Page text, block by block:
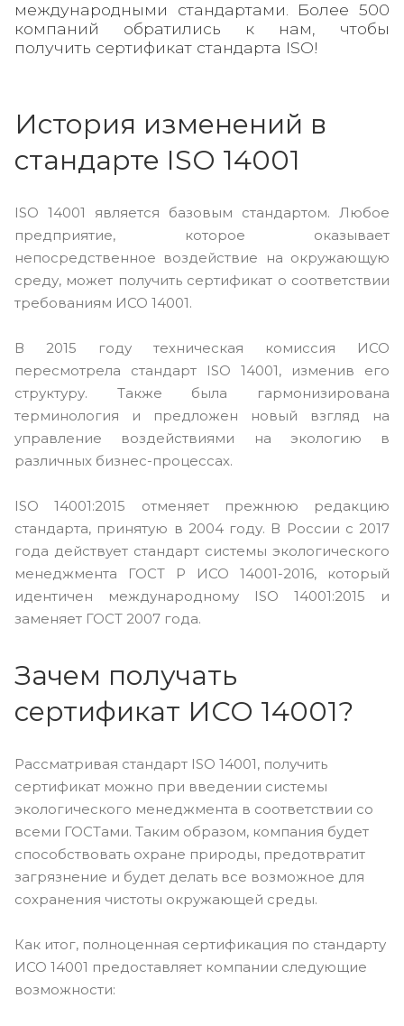
международными стандартами. Более 500
компаний обратились к нам, чтобы
получить сертификат стандарта ISO!
История изменений в
стандарте ISO 14001
ISO 14001 является базовым стандартом. Любое
предприятие, которое оказывает
непосредственное воздействие на окружающую
среду, может получить сертификат о соответствии
требованиям ИСО 14001.
В 2015 году техническая комиссия ИСО
пересмотрела стандарт ISO 14001, изменив его
структуру. Также была гармонизирована
терминология и предложен новый взгляд на
управление воздействиями на экологию в
различных бизнес-процессах.
ISO 14001:2015 отменяет прежнюю редакцию
стандарта, принятую в 2004 году. В России с 2017
года действует стандарт системы экологического
менеджмента ГОСТ Р ИСО 14001-2016, который
идентичен международному ISO 14001:2015 и
заменяет ГОСТ 2007 года.
Зачем получать
сертификат ИСО 14001?
Рассматривая стандарт ISO 14001, получить
сертификат можно при введении системы
экологического менеджмента в соответствии со
всеми ГОСТами. Таким образом, компания будет
способствовать охране природы, предотвратит
загрязнение и будет делать все возможное для
сохранения чистоты окружающей среды.
Как итог, полноценная сертификация по стандарту
ИСО 14001 предоставляет компании следующие
возможности: